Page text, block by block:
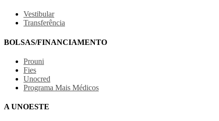
Vestibular
Transferência
BOLSAS/FINANCIAMENTO
Prouni
Fies
Unocred
Programa Mais Médicos
A UNOESTE